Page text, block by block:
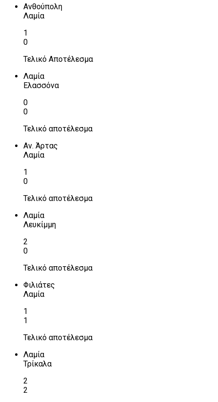
Ανθούπολη
Λαμία
1
0
Τελικό Αποτέλεσμα
Λαμία
Ελασσόνα
0
0
Τελικό αποτέλεσμα
Αν. Άρτας
Λαμία
1
0
Τελικό αποτέλεσμα
Λαμία
Λευκίμμη
2
0
Τελικό αποτέλεσμα
Φιλιάτες
Λαμία
1
1
Τελικό αποτέλεσμα
Λαμία
Τρίκαλα
2
2